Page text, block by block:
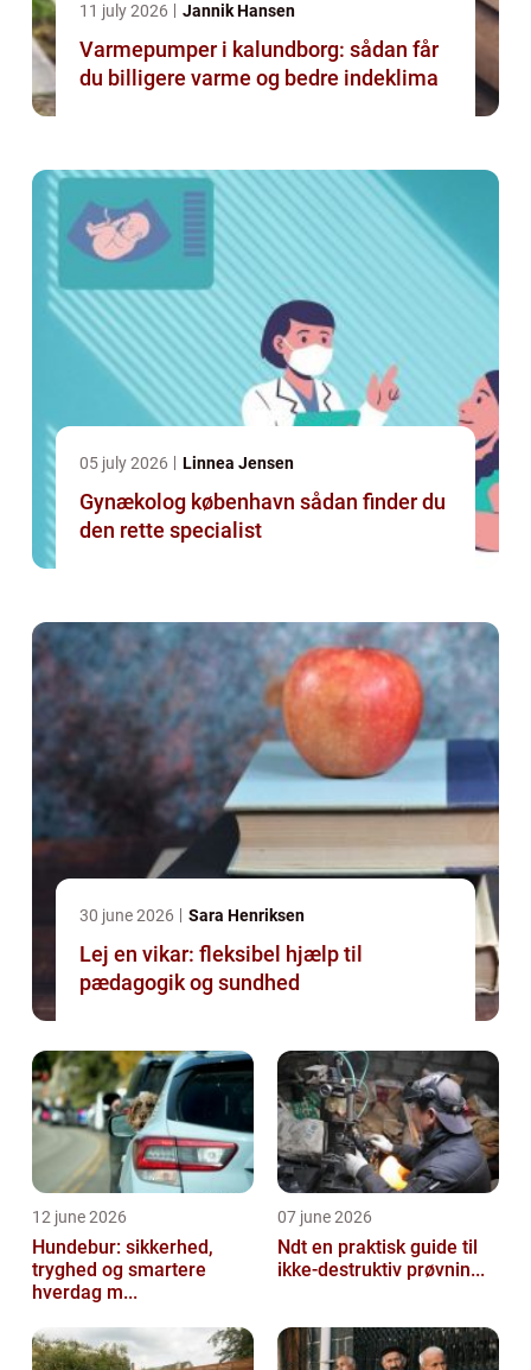
11 july 2026 Jannik Hansen
Varmepumper i kalundborg: sådan får
du billigere varme og bedre indeklima
05 july 2026 Linnea Jensen
Gynækolog københavn sådan finder du
den rette specialist
30 june 2026 Sara Henriksen
Lej en vikar: fleksibel hjælp til
pædagogik og sundhed
12 june 2026
Hundebur: sikkerhed,
tryghed og smartere
hverdag m...
07 june 2026
Ndt en praktisk guide til
ikke-destruktiv prøvnin...